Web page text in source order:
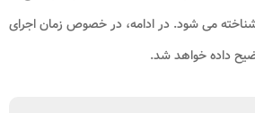
می ‌شود. در ادامه، در خصوص زمان اجرای
داده خواهد شد.